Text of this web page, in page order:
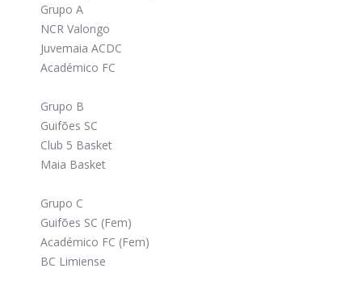
Grupo A
NCR Valongo
Juvemaia ACDC
Académico FC
Grupo B
Guifões SC
Club 5 Basket
Maia Basket
Grupo C
Guifões SC (Fem)
Académico FC (Fem)
BC Limiense